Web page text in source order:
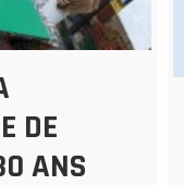
DE
ANS